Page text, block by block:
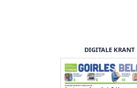
DIGITALE KRANT